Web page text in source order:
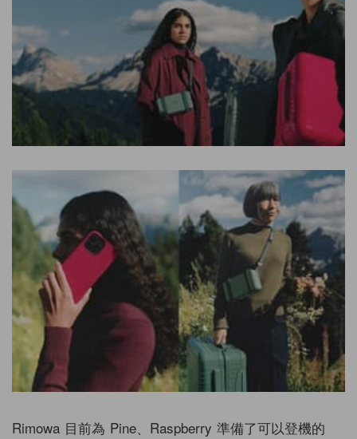
Rimowa 目前為 Pine、Raspberry 準備了可以登機的